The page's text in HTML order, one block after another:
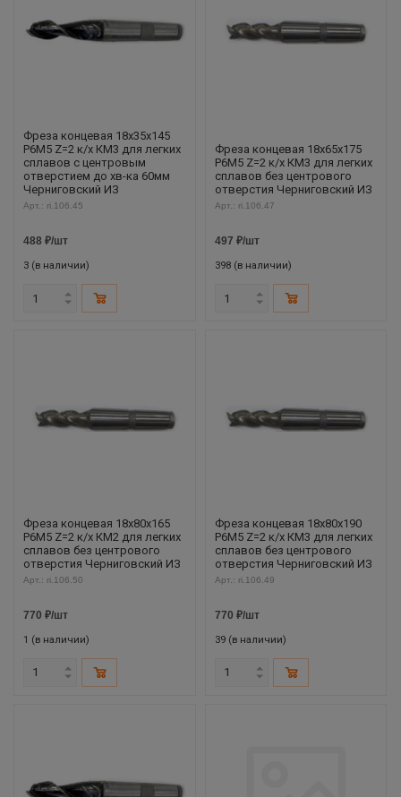
Фреза концевая 18х35х145
Р6М5 Z=2 к/х КМ3 для легких
сплавов с центровым
отверстием до хв-ка 60мм
Черниговский ИЗ
Арт.: ri.106.45
488 ₽/шт
3 (в наличии)
Фреза концевая 18х65х175
Р6М5 Z=2 к/х КМ3 для легких
сплавов без центрового
отверстия Черниговский ИЗ
Арт.: ri.106.47
497 ₽/шт
398 (в наличии)
Фреза концевая 18х80х165
Р6М5 Z=2 к/х КМ2 для легких
сплавов без центрового
отверстия Черниговский ИЗ
Арт.: ri.106.50
770 ₽/шт
1 (в наличии)
Фреза концевая 18х80х190
Р6М5 Z=2 к/х КМ3 для легких
сплавов без центрового
отверстия Черниговский ИЗ
Арт.: ri.106.49
770 ₽/шт
39 (в наличии)